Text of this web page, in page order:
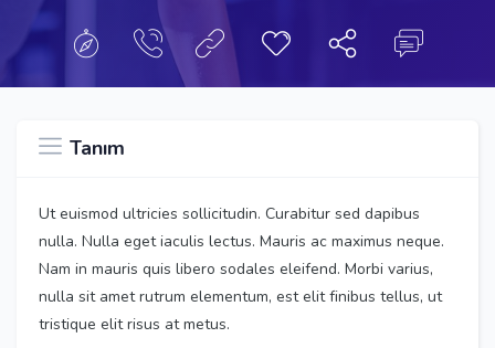
Tanım
Ut euismod ultricies sollicitudin. Curabitur sed dapibus
nulla. Nulla eget iaculis lectus. Mauris ac maximus neque.
Nam in mauris quis libero sodales eleifend. Morbi varius,
nulla sit amet rutrum elementum, est elit finibus tellus, ut
tristique elit risus at metus.